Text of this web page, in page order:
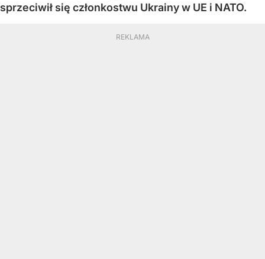
sprzeciwił się członkostwu Ukrainy w UE i NATO.